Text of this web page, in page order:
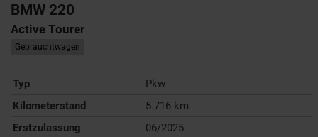
BMW 220
Active Tourer
Gebrauchtwagen
Typ
Pkw
Kilometerstand
5.716 km
Erstzulassung
06/2025